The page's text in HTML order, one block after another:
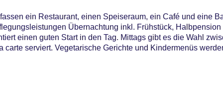
Club, Mastercard, Visa
ein Restaurant, einen Speiseraum, ein Café und eine
Übernachtung inkl. Frühstück,
einen guten Start in den Tag. Mittags gibt es die Wahl
carte serviert. Vegetarische Gerichte und Kindermenüs